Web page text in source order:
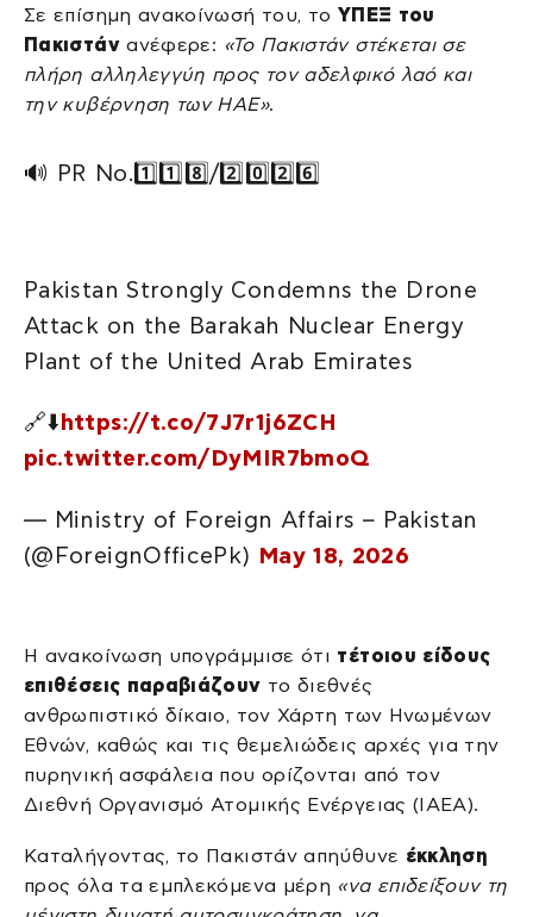
Σε επίσημη ανακοίνωσή του, το ΥΠΕΞ του
Πακιστάνανέφερε: «Το Πακιστάν στέκεται σε
πλήρη αλληλεγγύη προς τον αδελφικό λαό και
την κυβέρνηση των ΗΑΕ».
🔊 PR No.1️⃣1️⃣8️⃣/2️⃣0️⃣2️⃣6️⃣
Pakistan Strongly Condemns the Drone
Attack on the Barakah Nuclear Energy
Plant of the United Arab Emirates
🔗⬇️ https://t.co/7J7r1j6ZCH
pic.twitter.com/DyMIR7bmoQ
— Ministry of Foreign Affairs – Pakistan
(@ForeignOfficePk) May 18, 2026
Η ανακοίνωση υπογράμμισε ότι τέτοιου είδους
επιθέσεις παραβιάζουν το διεθνές
ανθρωπιστικό δίκαιο, τον Χάρτη των Ηνωμένων
Εθνών, καθώς και τις θεμελιώδεις αρχές για την
πυρηνική ασφάλεια που ορίζονται από τον
Διεθνή Οργανισμό Ατομικής Ενέργειας (IAEA).
Καταλήγοντας, το Πακιστάν απηύθυνε έκκληση
προς όλα τα εμπλεκόμενα μέρη «να επιδείξουν τη